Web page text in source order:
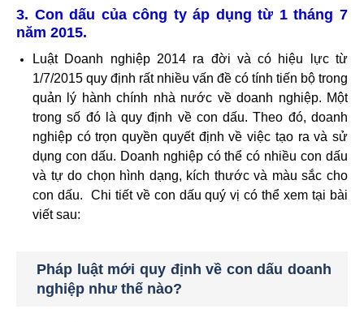
3. Con dấu của công ty áp dụng từ 1 tháng 7
năm 2015.
Luật Doanh nghiệp 2014 ra đời và có hiệu lực từ
1/7/2015 quy định rất nhiều vấn đề có tính tiến bộ trong
quản lý hành chính nhà nước về doanh nghiệp. Một
trong số đó là quy định về con dấu. Theo đó, doanh
nghiệp có trọn quyền quyết định về việc tạo ra và sử
dụng con dấu. Doanh nghiệp có thể có nhiều con dấu
và tự do chọn hình dạng, kích thước và màu sắc cho
con dấu. Chi tiết về con dấu quý vị có thể xem tại bài
viết sau:
Pháp luật mới quy định về con dấu doanh
nghiệp như thế nào?